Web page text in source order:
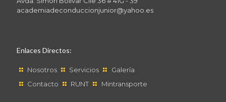
academiadeconduccionjunior@yahoo.es
Enlaces Directos:
Nosotros Servicios
Galería
Contacto
RUNT Mintransporte